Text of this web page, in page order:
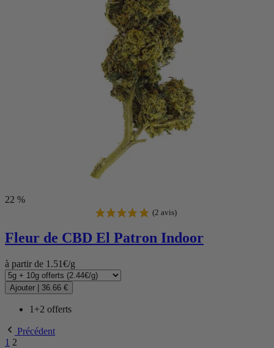
22 %
Fleur de CBD El Patron Indoor
à partir de 1.51€/g
Ajouter 36.66 €
1+2 offerts
Précédent
1 2